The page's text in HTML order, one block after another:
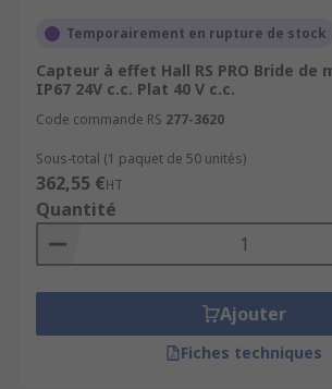
Temporairement en rupture de stock
Capteur à effet Hall RS PRO Bride de
IP67 24V c.c. Plat 40 V c.c.
Code commande RS 277-3620
Sous-total (1 paquet de 50 unités)
362,55 €HT
Quantité
Ajouter
Fiches techniques